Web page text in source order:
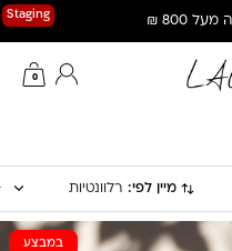
Staging 800 ₪
0
החשבון שלי
מיין לפי: רלוונטיות
במבצע